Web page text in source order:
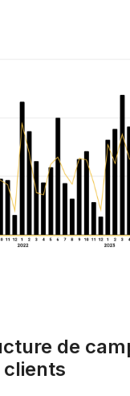
de
clients